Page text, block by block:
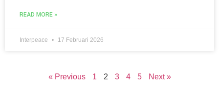
READ MORE »
Interpeace 17 Februari 2026
« Previous 1 2 3 4 5 Next »